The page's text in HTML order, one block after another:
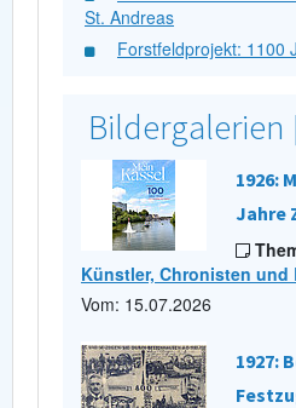
St. Andreas
Forstfeldprojekt: 1100
Bildergalerien
1926:
Jahre
Künstler, Chronisten und
Vom: 15.07.2026
1927: